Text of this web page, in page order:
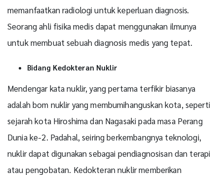
memanfaatkan radiologi untuk keperluan diagnosis.
Seorang ahli fisika medis dapat menggunakan ilmunya
untuk membuat sebuah diagnosis medis yang tepat.
Bidang Kedokteran Nuklir
Mendengar kata nuklir, yang pertama terfikir biasanya
adalah bom nuklir yang membumihanguskan kota, seperti
sejarah kota Hiroshima dan Nagasaki pada masa Perang
Dunia ke-2. Padahal, seiring berkembangnya teknologi,
nuklir dapat digunakan sebagai pendiagnosisan dan terapi
atau pengobatan. Kedokteran nuklir memberikan